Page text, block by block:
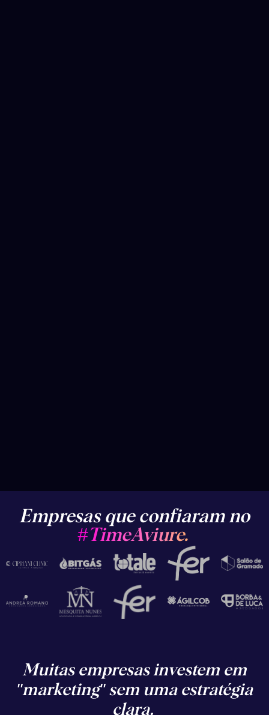
Empresas que confiaram no
#TimeAviure.
Muitas empresas investem em
"marketing" sem uma estratégia
clara.